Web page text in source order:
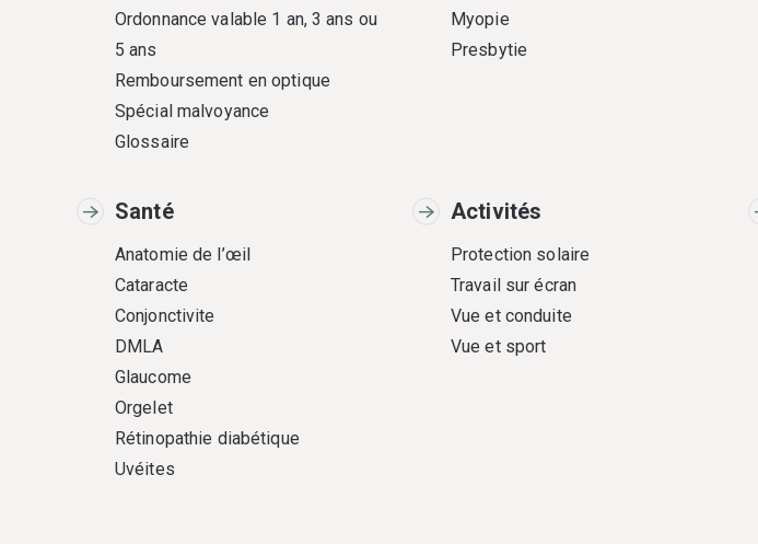
Ordonnance valable 1 an, 3 ans ou
5 ans
Remboursement en optique
Spécial malvoyance
Glossaire
Myopie
Presbytie
Santé
Anatomie de l’œil
Cataracte
Conjonctivite
DMLA
Glaucome
Orgelet
Rétinopathie diabétique
Uvéites
Activités
Protection solaire
Travail sur écran
Vue et conduite
Vue et sport